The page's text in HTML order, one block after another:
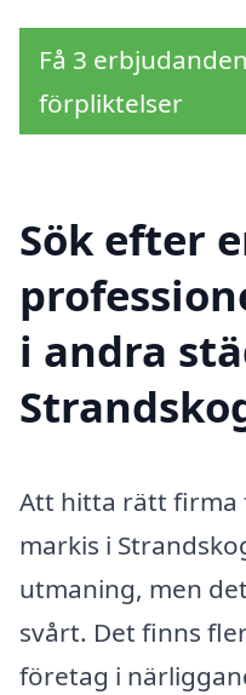
Få 3
förpliktelser
Sök efter
i andra
Att hitta rätt firma
markis i
utmaning, men
svårt. Det finns
företag i